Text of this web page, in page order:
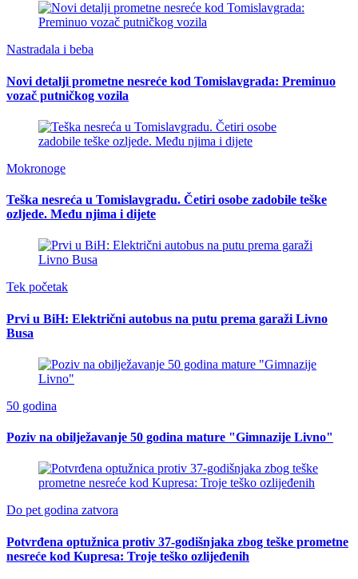
Nastradala i beba
Novi detalji prometne nesreće kod Tomislavgrada: Preminuo
vozač putničkog vozila
Mokronoge
Teška nesreća u Tomislavgradu. Četiri osobe zadobile teške
ozljede. Među njima i dijete
Tek početak
Prvi u BiH: Električni autobus na putu prema garaži Livno
Busa
50 godina
Poziv na obilježavanje 50 godina mature "Gimnazije Livno"
Do pet godina zatvora
Potvrđena optužnica protiv 37-godišnjaka zbog teške prometne
nesreće kod Kupresa: Troje teško ozlijeđenih